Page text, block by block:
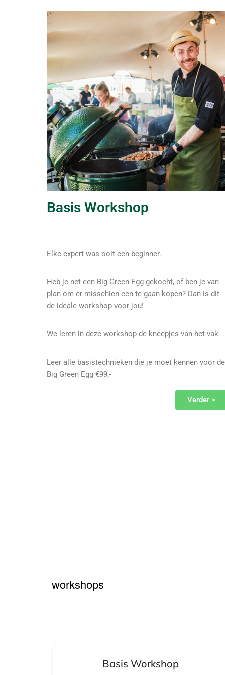
Basis Workshop
Elke expert was ooit een beginner.
Heb je net een Big Green Egg gekocht, of ben je van
plan om er misschien een te gaan kopen? Dan is dit
de ideale workshop voor jou!
We leren in deze workshop de kneepjes van het vak.
Leer alle basistechnieken die je moet kennen voor de
Big Green Egg €99,-
Verder >